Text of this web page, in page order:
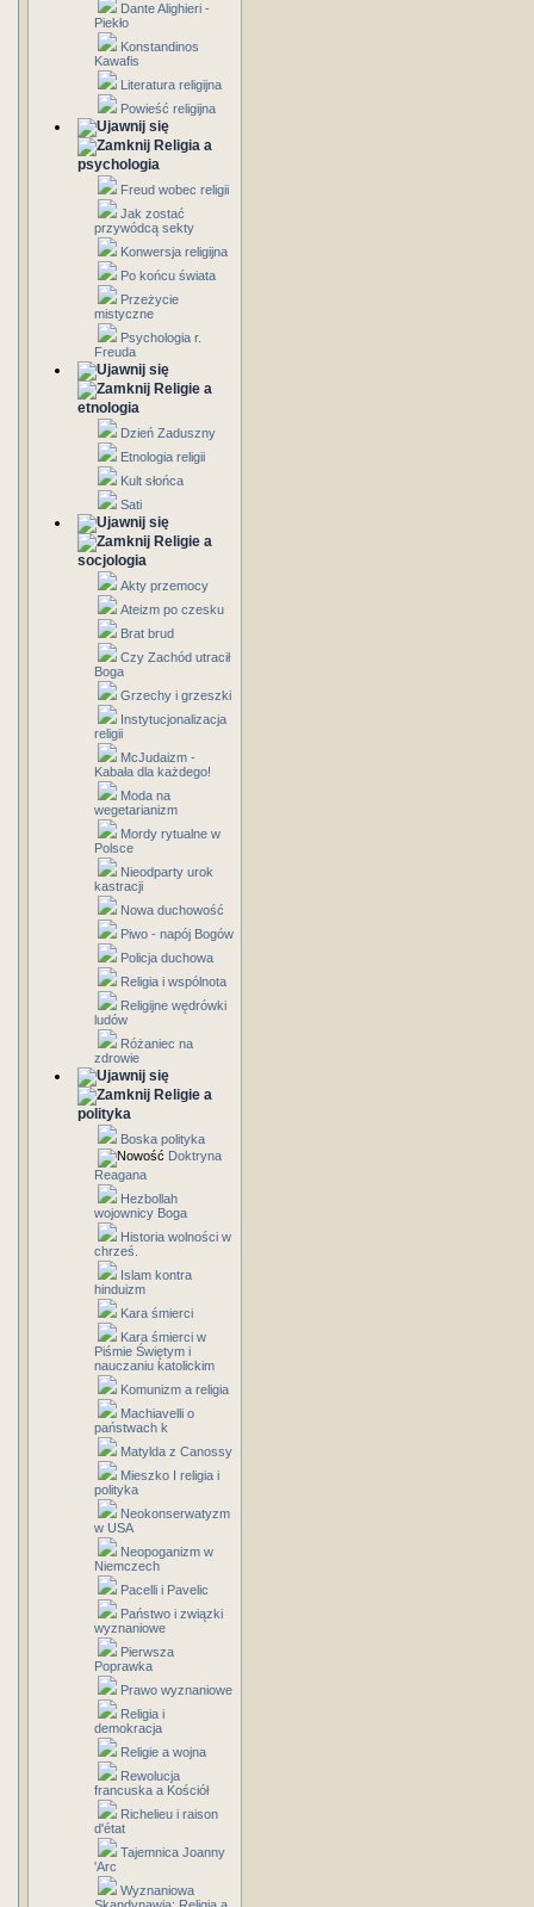
Dante Alighieri -
Piekło
Konstandinos
Kawafis
Literatura religijna
Powieść religijna
Religia a
psychologia
Freud wobec religii
Jak zostać
przywódcą sekty
Konwersja religijna
Po końcu świata
Przeżycie
mistyczne
Psychologia r.
Freuda
Religie a
etnologia
Dzień Zaduszny
Etnologia religii
Kult słońca
Sati
Religie a
socjologia
Akty przemocy
Ateizm po czesku
Brat brud
Czy Zachód utracił
Boga
Grzechy i grzeszki
Instytucjonalizacja
religii
McJudaizm -
Kabała dla każdego!
Moda na
wegetarianizm
Mordy rytualne w
Polsce
Nieodparty urok
kastracji
Nowa duchowość
Piwo - napój Bogów
Policja duchowa
Religia i wspólnota
Religijne wędrówki
ludów
Różaniec na
zdrowie
Religie a
polityka
Boska polityka
Doktryna
Reagana
Hezbollah
wojownicy Boga
Historia wolności w
chrześ.
Islam kontra
hinduizm
Kara śmierci
Kara śmierci w
Piśmie Świętym i
nauczaniu katolickim
Komunizm a religia
Machiavelli o
państwach k
Matylda z Canossy
Mieszko I religia i
polityka
Neokonserwatyzm
w USA
Neopoganizm w
Niemczech
Pacelli i Pavelic
Państwo i związki
wyznaniowe
Pierwsza
Poprawka
Prawo wyznaniowe
Religia i
demokracja
Religie a wojna
Rewolucja
francuska a Kościół
Richelieu i raison
d'état
Tajemnica Joanny
'Arc
Wyznaniowa